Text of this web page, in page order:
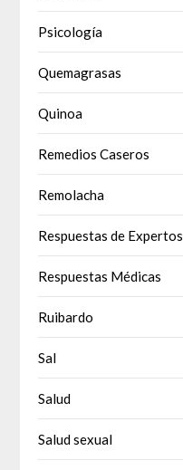
Psicología
Quemagrasas
Quinoa
Remedios Caseros
Remolacha
Respuestas de Expertos
Respuestas Médicas
Ruibardo
Sal
Salud
Salud sexual